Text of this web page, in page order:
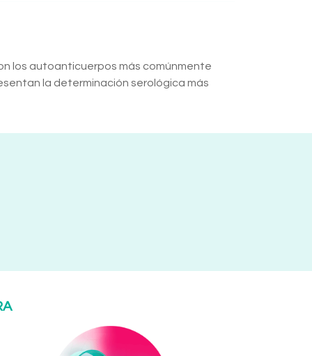
los autoanticuerpos más comúnmente
la determinación serológica más